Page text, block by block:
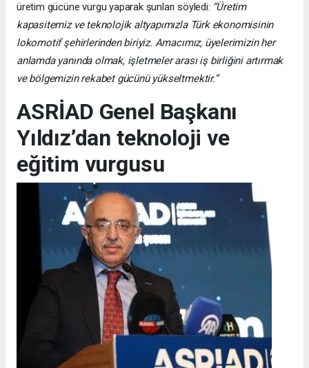
üretim gücüne vurgu yaparak şunları söyledi: “Üretim
kapasitemiz ve teknolojik altyapımızla Türk ekonomisinin
lokomotif şehirlerinden biriyiz. Amacımız, üyelerimizin her
anlamda yanında olmak, işletmeler arası iş birliğini artırmak
ve bölgemizin rekabet gücünü yükseltmektir.”
ASRİAD Genel Başkanı
Yıldız’dan teknoloji ve
eğitim vurgusu